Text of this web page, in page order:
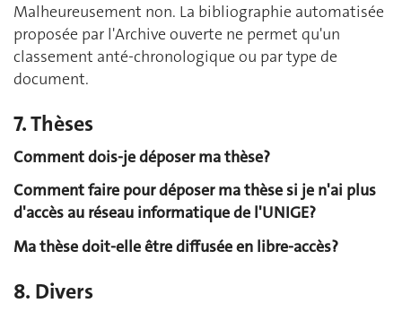
Malheureusement non. La bibliographie automatisée
proposée par l'Archive ouverte ne permet qu'un
classement anté-chronologique ou par type de
document.
7. Thèses
Comment dois-je déposer ma thèse?
Comment faire pour déposer ma thèse si je n'ai plus
d'accès au réseau informatique de l'UNIGE?
Ma thèse doit-elle être diffusée en libre-accès?
8. Divers